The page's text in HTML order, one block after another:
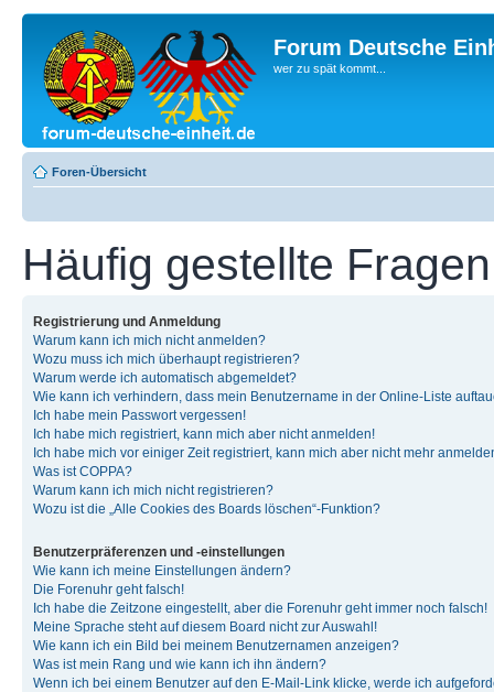
Forum Deutsche
wer zu spät kommt...
Foren-Übersicht
Häufig gestellte Fragen
Registrierung und Anmeldung
Warum kann ich mich nicht anmelden?
Wozu muss ich mich überhaupt registrieren?
Warum werde ich automatisch abgemeldet?
Wie kann ich verhindern, dass mein Benutzername in der Online-Liste
Ich habe mein Passwort vergessen!
Ich habe mich registriert, kann mich aber nicht anmelden!
Ich habe mich vor einiger Zeit registriert, kann mich aber nicht mehr
Was ist COPPA?
Warum kann ich mich nicht registrieren?
Wozu ist die „Alle Cookies des Boards löschen“-Funktion?
Benutzerpräferenzen und -einstellungen
Wie kann ich meine Einstellungen ändern?
Die Forenuhr geht falsch!
Ich habe die Zeitzone eingestellt, aber die Forenuhr geht immer noch falsch!
Meine Sprache steht auf diesem Board nicht zur Auswahl!
Wie kann ich ein Bild bei meinem Benutzernamen anzeigen?
Was ist mein Rang und wie kann ich ihn ändern?
Wenn ich bei einem Benutzer auf den E-Mail-Link klicke, werde ich